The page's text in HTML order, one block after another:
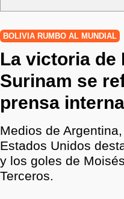
BOLIVIA RUMBO AL MUNDIAL
La victoria de
Surinam se
prensa
Medios de
Estados Unidos
y los goles de
Terceros.